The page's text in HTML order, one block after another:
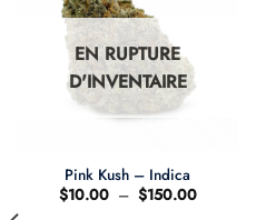
EN RUPTURE
D'INVENTAIRE
Pink Kush – Indica
$10.00 – $150.00Plage